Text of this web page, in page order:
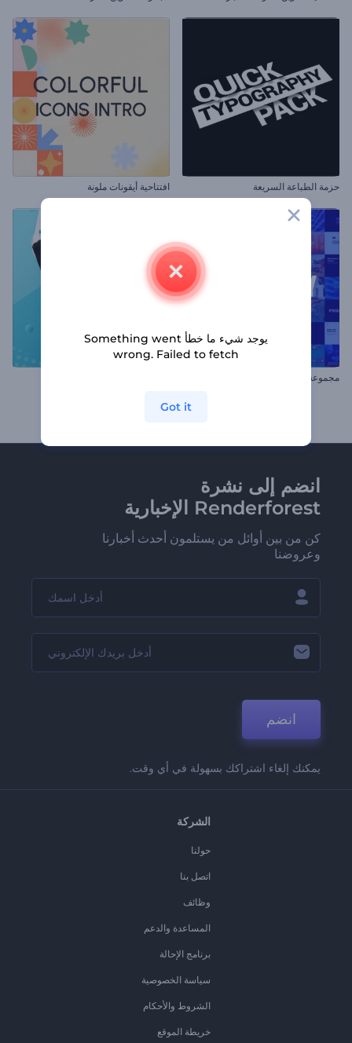
حزمة الطباعة السريعة افتتاحية أيقونات ملونة
مجموعة الطباعة العصرية
انضم إلى نشرة
Renderforest الإخبارية
كن من بين أوائل من يستلمون أحدث أخبارنا
وعروضنا
انضم
يمكنك إلغاء اشتراكك بسهولة في أي وقت.
الشركة
حولنا
اتصل بنا
وظائف
المساعدة والدعم
برنامج الإحالة
سياسة الخصوصية
الشروط والأحكام
خريطة الموقع
يوجد شيء ما خطأ Something went
wrong. Failed to fetch
Got it